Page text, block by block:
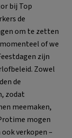
bij Top
de
om te zetten
of we
zijn
Zowel
de
zodat
meemaken,
mogen
verkopen –